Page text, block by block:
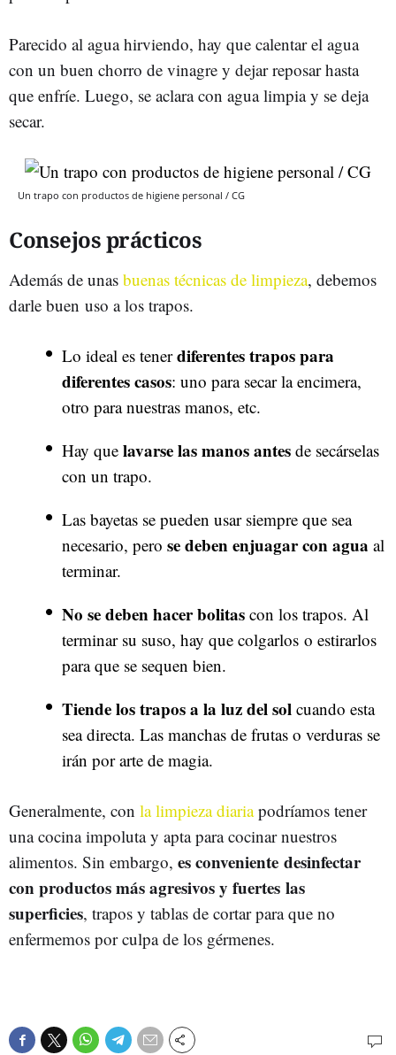
Parecido al agua hirviendo, hay que calentar el agua
con un buen chorro de vinagre y dejar reposar hasta
que enfríe. Luego, se aclara con agua limpia y se deja
secar.
Un trapo con productos de higiene personal / CG
Consejos prácticos
Además de unas buenas técnicas de limpieza, debemos
darle buen uso a los trapos.
Lo ideal es tenerdiferentes trapos para
diferentes casos: uno para secar la encimera,
otro para nuestras manos, etc.
Hay que lavarse las manos antes de secárselas
con un trapo.
Las bayetas se pueden usar siempre que sea
necesario, pero se deben enjuagar con agua al
terminar.
No se deben hacer bolitas con los trapos. Al
terminar su suso, hay que colgarlos o estirarlos
para que se sequen bien.
Tiende los trapos a la luz del sol cuando esta
sea directa. Las manchas de frutas o verduras se
irán por arte de magia.
Generalmente, con la limpieza diariapodríamos tener
una cocina impoluta y apta para cocinar nuestros
alimentos. Sin embargo, es conveniente desinfectar
con productos más agresivos y fuertes las
superficies, trapos y tablas de cortar para que no
enfermemos por culpa de los gérmenes.